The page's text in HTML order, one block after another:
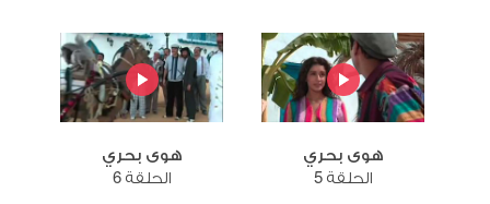
هوى بحري
الحلقة 5
هوى بحري
الحلقة 6